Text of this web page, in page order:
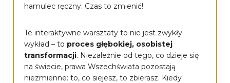
hamulec ręczny. Czas to zmienić!
Te interaktywne warsztaty to nie jest zwykły
wykład – to proces głębokiej, osobistej
transformacji. Niezależnie od tego, co dzieje się
na świecie, prawa Wszechświata pozostają
niezmienne: to, co siejesz, to zbierasz. Kiedy